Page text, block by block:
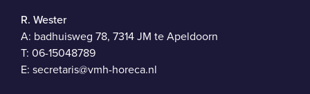
R. Wester
A: badhuisweg 78, 7314 JM te Apeldoorn
T: 06-15048789
E: secretaris@vmh-horeca.nl